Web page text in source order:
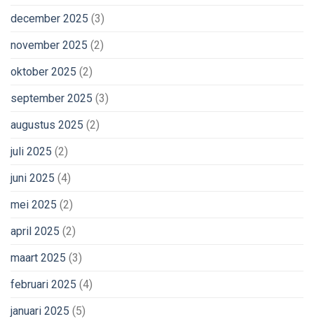
december 2025 (3)
november 2025 (2)
oktober 2025 (2)
september 2025 (3)
augustus 2025 (2)
juli 2025 (2)
juni 2025 (4)
mei 2025 (2)
april 2025 (2)
maart 2025 (3)
februari 2025 (4)
januari 2025 (5)